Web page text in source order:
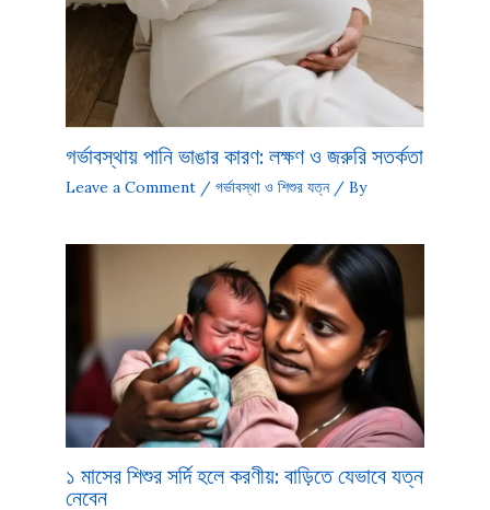
গর্ভাবস্থায় পানি ভাঙার কারণ: লক্ষণ ও জরুরি সতর্কতা
Leave a Comment / গর্ভাবস্থা ও শিশুর যত্ন/ By
১ মাসের শিশুর সর্দি হলে করণীয়: বাড়িতে যেভাবে যত্ন
নেবেন